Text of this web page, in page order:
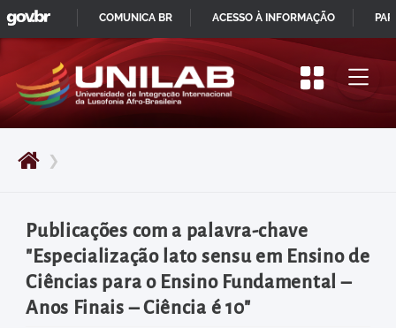
Pular
para
início
do
principal
Acessar
diretamente
o
menu
❯
Publicações com a palavra-chave
"Especialização lato sensu em Ensino de
Ciências para o Ensino Fundamental –
Anos Finais – Ciência é 10"
IR
PARA
CONTEÚDO
GOVBR
COMUNICA BR ACESSO À INFORMAÇÃO